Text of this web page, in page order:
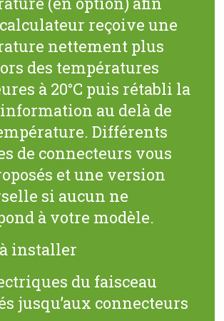
reçoive une
nettement plus
des températures
à 20°C puis rétabli la
au delà de
Différents
de connecteurs vous
et une version
si aucun ne
à votre modèle.
installer
du faisceau
jusqu’aux connecteurs